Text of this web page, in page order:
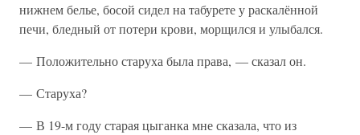
нижнем белье, босой сидел на табурете у раскалённой
печи, бледный от потери крови, морщился и улыбался.
— Положительно старуха была права, — сказал он.
— Старуха?
— В 19-м году старая цыганка мне сказала, что из